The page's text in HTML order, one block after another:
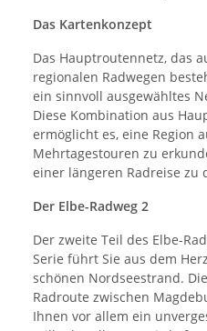
Das Kartenkonzept
Das Hauptroutennetz, das
regionalen Radwegen
ein sinnvoll ausgewähltes
Diese Kombination aus
ermöglicht es, eine Region
Mehrtagestouren zu
einer längeren Radreise zu
Der Elbe-Radweg 2
Der zweite Teil des Elbe-
Serie führt Sie aus dem
schönen Nordseestrand.
Radroute zwischen
Ihnen vor allem ein